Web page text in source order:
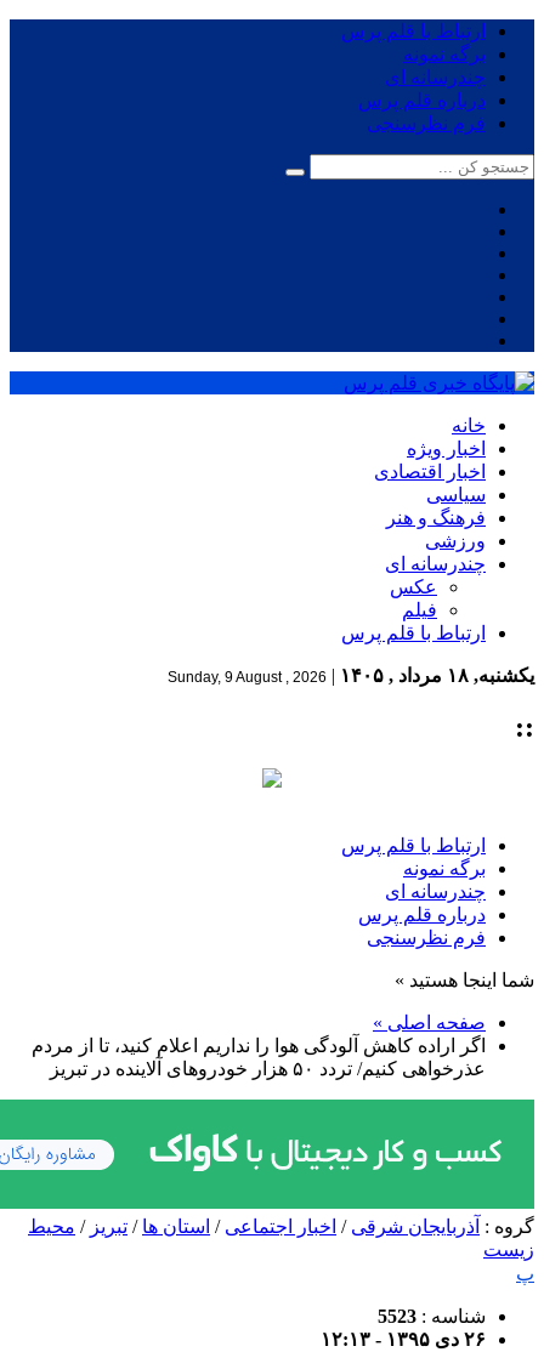
ارتباط با قلم پرس
برگه نمونه
چندرسانه ای
درباره قلم پرس
فرم نظرسنجی
خانه
اخبار ویژه
اخبار اقتصادی
سیاسی
فرهنگ و هنر
ورزشی
چندرسانه ای
عکس
فیلم
ارتباط با قلم پرس
یکشنبه, ۱۸ مرداد , ۱۴۰۵ |
Sunday, 9 August , 2026
::
ارتباط با قلم پرس
برگه نمونه
چندرسانه ای
درباره قلم پرس
فرم نظرسنجی
شما اینجا هستید »
صفحه اصلی »
اگر اراده کاهش آلودگی هوا را نداریم اعلام کنید، تا از مردم
عذرخواهی کنیم/ تردد ۵۰ هزار خودروهای آلاینده در تبریز
گروه : آذربایجان شرقی / اخبار اجتماعی / استان ها / تبریز / محیط
زیست
پ
شناسه : 5523
۲۶ دی ۱۳۹۵ - ۱۲:۱۳